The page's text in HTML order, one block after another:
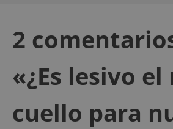
2
«¿Es lesivo
cuello para